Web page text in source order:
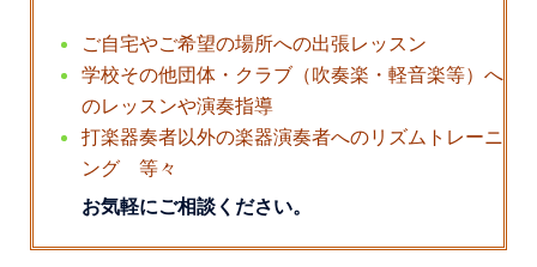
ご自宅やご希望の場所への出張レッスン
学校その他団体・クラブ（吹奏楽・軽音楽等）へ
のレッスンや演奏指導
打楽器奏者以外の楽器演奏者へのリズムトレーニ
ング 等々
お気軽にご相談ください。